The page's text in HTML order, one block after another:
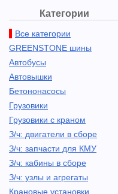
Категории
Все категории
GREENSTONE шины
Автобусы
Автовышки
Бетононасосы
Грузовики
Грузовики с краном
З/ч: двигатели в сборе
З/ч: запчасти для КМУ
З/ч: кабины в сборе
З/ч: узлы и агрегаты
Крановые установки